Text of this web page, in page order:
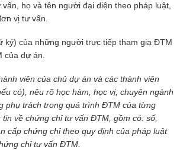
họ và tên người đại diện theo pháp luật,
vị tư vấn.
ký) của những người trực tiếp tham gia ĐTM
của dự án.
viên của chủ dự án và các thành viên
có), nêu rõ học hàm, học vị, chuyên ngành
phụ trách trong quá trình ĐTM của từng
về chứng chỉ tư vấn ĐTM, gồm có: số,
cấp chứng chỉ theo quy định của pháp luật
chỉ tư vấn ĐTM.